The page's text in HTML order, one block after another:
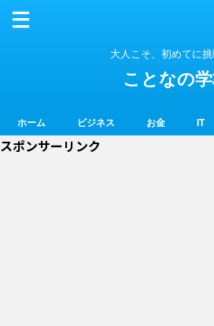
大人こそ、初めてに挑
ことなの
ホーム ビジネス お金 IT
スポンサーリンク